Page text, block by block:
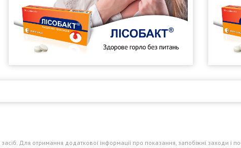
Для отримання додаткової інформації про показання, запобіжні заходи і